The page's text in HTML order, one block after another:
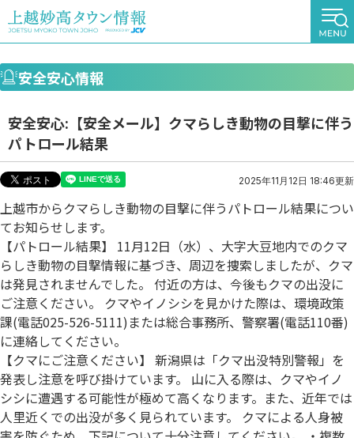
安全安心情報
安全安心:【安全メール】クマらしき動物の目撃に伴う
パトロール結果
2025年11月12日 18:46更新
上越市からクマらしき動物の目撃に伴うパトロール結果につい
てお知らせします。
【パトロール結果】 11月12日（水）、大字大豆地内でのクマ
らしき動物の目撃情報に基づき、周辺を捜索しましたが、クマ
は発見されませんでした。 付近の方は、今後もクマの出没に
ご注意ください。 クマやイノシシを見かけた際は、環境政策
課(電話025-526-5111)または総合事務所、警察署(電話110番)
に連絡してください。
【クマにご注意ください】 新潟県は「クマ出没特別警報」を
発表し注意を呼び掛けています。 山に入る際は、クマやイノ
シシに遭遇する可能性が極めて高くなります。また、近年では
人里近くでの出没が多く見られています。 クマによる人身被